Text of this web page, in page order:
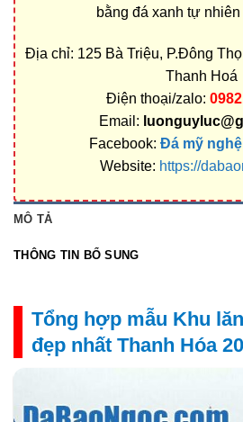
bằng đá xanh tự
Địa chỉ: 125 Bà Triệu, P.Đông
Thanh Hoá
Điện thoại/zalo:
Email:
Facebook: Đá mỹ
Website: https://
MÔ TẢ
THÔNG TIN BỔ SUNG
Tổng hợp mẫu Khu
đẹp nhất Thanh Hóa